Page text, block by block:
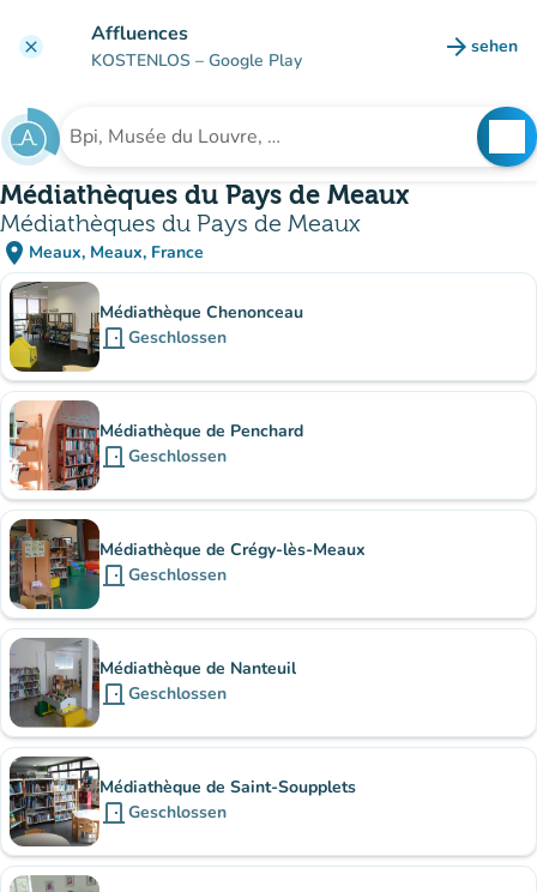
clear Affluences
KOSTENLOS – Google Play arrow_forward sehen
(new
Suche nach einer Einrichtung
Médiathèques du Pays de Meaux
Médiathèques du Pays de Meaux
place Meaux, Meaux, France
(in Google Maps öffnen)
(new tab)
Unterinstitutionen
Médiathèque Chenonceau
door_front Geschlossen
Médiathèque de Penchard
door_front Geschlossen
Médiathèque de Crégy-lès-Meaux
door_front Geschlossen
Médiathèque de Nanteuil
door_front Geschlossen
Médiathèque de Saint-Soupplets
door_front Geschlossen